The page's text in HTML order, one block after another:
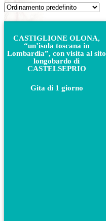
CASTIGLIONE OLONA,
“un’isola toscana in
Lombardia”, con visita al sito
longobardo di
CASTELSEPRIO
Gita di 1 giorno